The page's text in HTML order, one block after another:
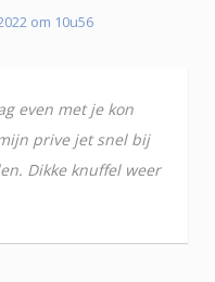
om 10u56
even met je kon
prive jet snel bij
Dikke knuffel weer